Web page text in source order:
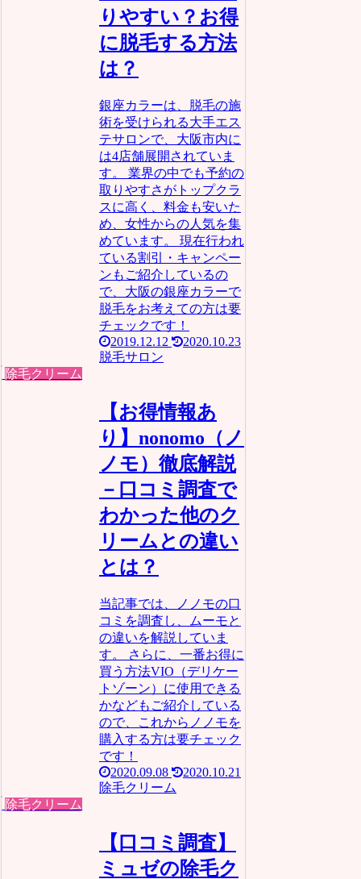
りやすい？お得
に脱毛する方法
は？
銀座カラーは、脱毛の施
術を受けられる大手エス
テサロンで、大阪市内に
は4店舗展開されていま
す。 業界の中でも予約の
取りやすさがトップクラ
スに高く、料金も安いた
め、女性からの人気を集
めています。 現在行われ
ている割引・キャンペー
ンもご紹介しているの
で、大阪の銀座カラーで
脱毛をお考えての方は要
チェックです！
2019.12.12
2020.10.23
脱毛サロン
除毛クリーム
【お得情報あ
り】nonomo（ノ
ノモ）徹底解説
－口コミ調査で
わかった他のク
リームとの違い
とは？
当記事では、ノノモの口
コミを調査し、ムーモと
の違いを解説していま
す。 さらに、一番お得に
買う方法VIO（デリケー
トゾーン）に使用できる
かなどもご紹介している
ので、これからノノモを
購入する方は要チェック
です！
2020.09.08
2020.10.21
除毛クリーム
除毛クリーム
【口コミ調査】
ミュゼの除毛ク